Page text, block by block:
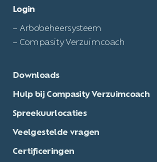
Login
– Arbobeheersysteem
– Compasity Verzuimcoach
Downloads
Hulp bij Compasity Verzuimcoach
Spreekuurlocaties
Veelgestelde vragen
Certificeringen